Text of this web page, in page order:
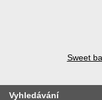
Sweet
Vyhledávání